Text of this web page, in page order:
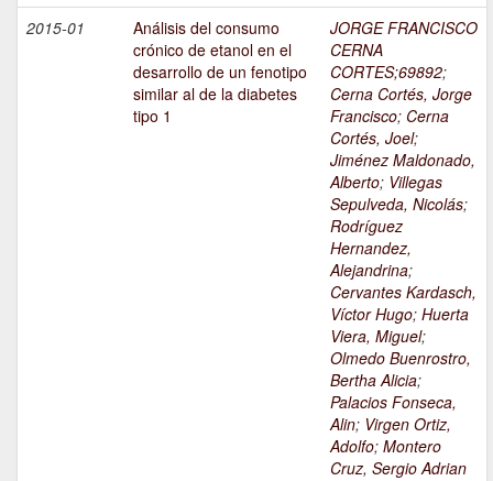
2015-01
Análisis del consumo
crónico de etanol en el
desarrollo de un fenotipo
similar al de la diabetes
tipo 1
JORGE FRANCISCO
CERNA
CORTES;69892;
Cerna Cortés, Jorge
Francisco; Cerna
Cortés, Joel;
Jiménez Maldonado,
Alberto; Villegas
Sepulveda, Nicolás;
Rodríguez
Hernandez,
Alejandrina;
Cervantes Kardasch,
Víctor Hugo; Huerta
Viera, Miguel;
Olmedo Buenrostro,
Bertha Alicia;
Palacios Fonseca,
Alin; Virgen Ortiz,
Adolfo; Montero
Cruz, Sergio Adrian